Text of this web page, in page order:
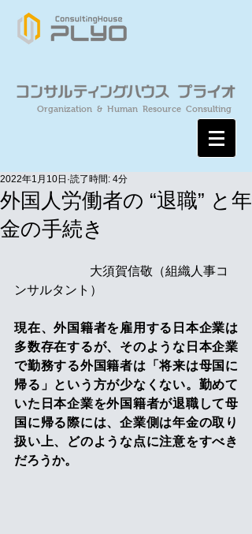
Organization & Human Resource Consulting
外国人労働者の “退職” と年
金の手続き
2022年1月10日 読了時間: 4分
大須賀信敬（組織人事コ
ンサルタント）
現在、外国籍者を雇用する日本企業は
多数存在するが、そのような日本企業
で勤務する外国籍者は「将来は母国に
帰る」という方が少なくない。勤めて
いた日本企業を外国籍者が退職して母
国に帰る際には、企業側は年金の取り
扱い上、どのような点に注意をすべき
だろうか。